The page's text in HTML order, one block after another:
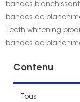
Contenu
Tous